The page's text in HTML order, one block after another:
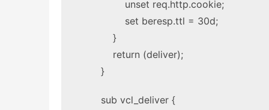
unset req.http.cookie;
set beresp.ttl = 30d;
}
return (deliver);
}
sub vcl_deliver {